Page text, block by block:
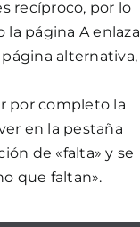
recíproco, por lo
página A enlaza
alternativa,
por completo la
en la pestaña
de «falta» y se
que faltan».